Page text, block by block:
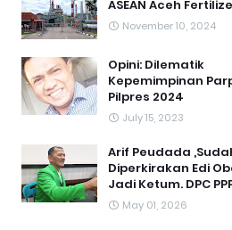
ASEAN Aceh
November 10, 2024
Opini: Dilematik
Kepemimpinan
Pilpres 2024
July 15, 2023
Arif Peudada
Diperkirakan Edi
Jadi Ketum. DPC
May 01, 2026